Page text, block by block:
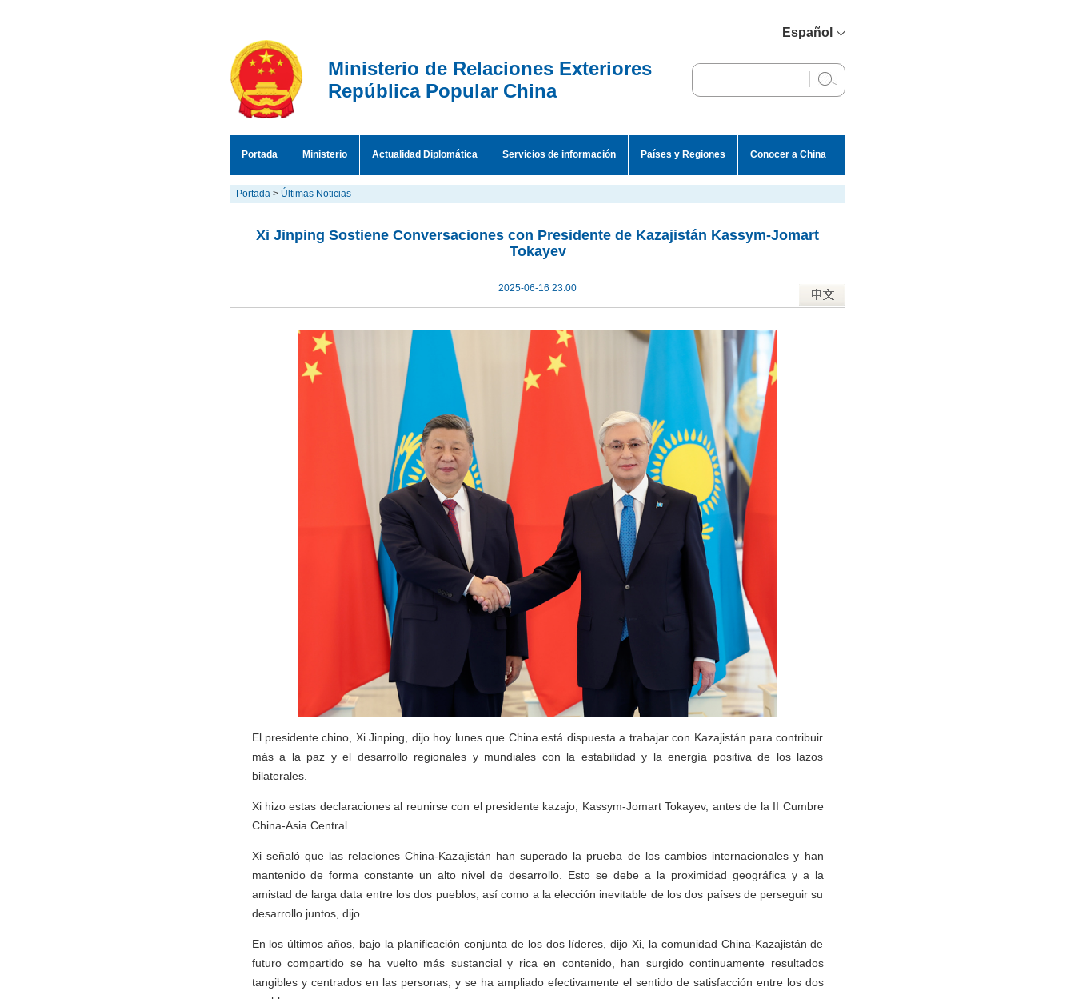
Español
English
Ministerio de Relaciones Exteriores
República Popular China
Portada Ministerio Actualidad Diplomática Servicios de información Países y Regiones Conocer a China
Portada > Últimas Noticias
Xi Jinping Sostiene Conversaciones con Presidente de Kazajistán Kassym-Jomart
Tokayev
2025-06-16 23:00
El presidente chino, Xi Jinping, dijo hoy lunes que China está dispuesta a trabajar con Kazajistán para contribuir
más a la paz y el desarrollo regionales y mundiales con la estabilidad y la energía positiva de los lazos
bilaterales.
Xi hizo estas declaraciones al reunirse con el presidente kazajo, Kassym-Jomart Tokayev, antes de la II Cumbre
China-Asia Central.
Xi señaló que las relaciones China-Kazajistán han superado la prueba de los cambios internacionales y han
mantenido de forma constante un alto nivel de desarrollo. Esto se debe a la proximidad geográfica y a la
amistad de larga data entre los dos pueblos, así como a la elección inevitable de los dos países de perseguir su
desarrollo juntos, dijo.
En los últimos años, bajo la planificación conjunta de los dos líderes, dijo Xi, la comunidad China-Kazajistán de
futuro compartido se ha vuelto más sustancial y rica en contenido, han surgido continuamente resultados
tangibles y centrados en las personas, y se ha ampliado efectivamente el sentido de satisfacción entre los dos